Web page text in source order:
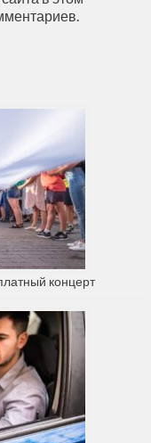
концерт